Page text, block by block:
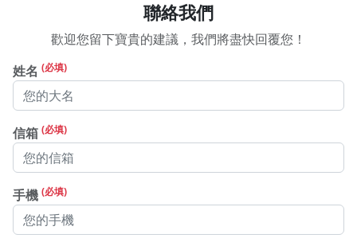
聯絡我們
歡迎您留下寶貴的建議，我們將盡快回覆您！
姓名 (必填)
信箱 (必填)
手機 (必填)